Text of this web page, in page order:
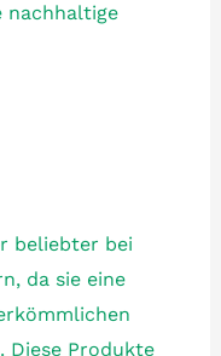
nachhaltige
beliebter bei
da sie eine
Diese Produkte